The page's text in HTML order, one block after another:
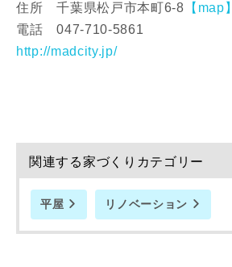
住所 千葉県松戸市本町6-8 【map】
電話 047-710-5861
http://madcity.jp/
関連する家づくりカテゴリー
平屋 リノベーション